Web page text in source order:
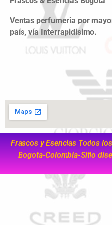
Ventas perfumeria por
país, vía Interrapidisimo.
Frascos y Esencias Todos
Bogota-Colombia-Sitio